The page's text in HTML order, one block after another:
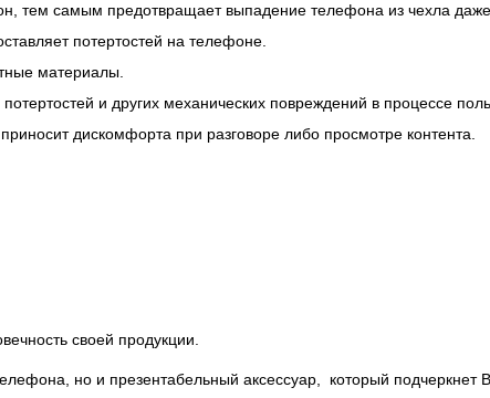
тем самым предотвращает выпадение телефона из чехла
потертостей на телефоне.
материалы.
и других механических повреждений в процессе
дискомфорта при разговоре либо просмотре контента.
своей продукции.
но и презентабельный аксессуар, который подчеркнет